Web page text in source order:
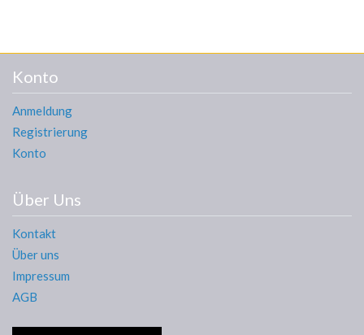
Konto
Anmeldung
Registrierung
Konto
Über Uns
Kontakt
Über uns
Impressum
AGB